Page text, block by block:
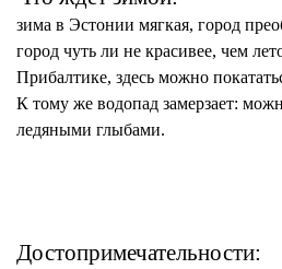
зима в Эстонии мягкая, город
город чуть ли не красивее, чем
Прибалтике, здесь можно
К тому же водопад замерзает:
ледяными глыбами.
Достопримечательности: